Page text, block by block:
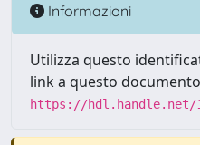
Informazioni
Utilizza questo
link a questo
https://hdl.handle.net/